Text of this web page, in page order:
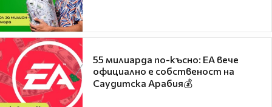
55 милиарда по-късно: EA вече
официално е собственост на
Саудитска Арабия💰